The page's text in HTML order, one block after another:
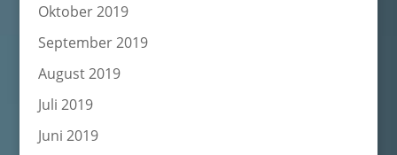
Oktober 2019
September 2019
August 2019
Juli 2019
Juni 2019